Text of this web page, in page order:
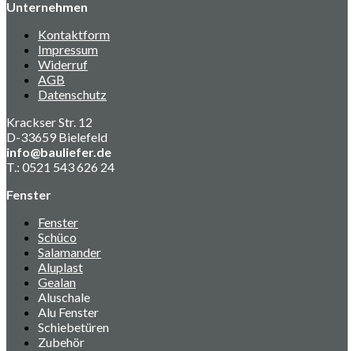
Unternehmen
Kontaktform
Impressum
Widerruf
AGB
Datenschutz
Krackser Str. 12
D-33659 Bielefeld
info@bauliefer.de
T.: 0521 543 626 24
Fenster
Fenster
Schüco
Salamander
Aluplast
Gealan
Aluschale
Alu Fenster
Schiebetüren
Zubehör